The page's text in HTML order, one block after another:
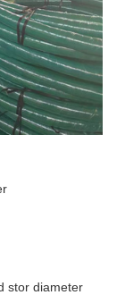
stor diameter